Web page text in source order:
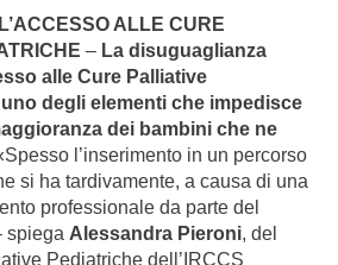
ALLE CURE
– La disuguaglianza
alle Cure Palliative
degli elementi che impedisce
dei bambini che ne
l’inserimento in un percorso
si ha tardivamente, a causa di una
professionale da parte del
spiega Alessandra Pieroni, del
Pediatriche dell’IRCCS